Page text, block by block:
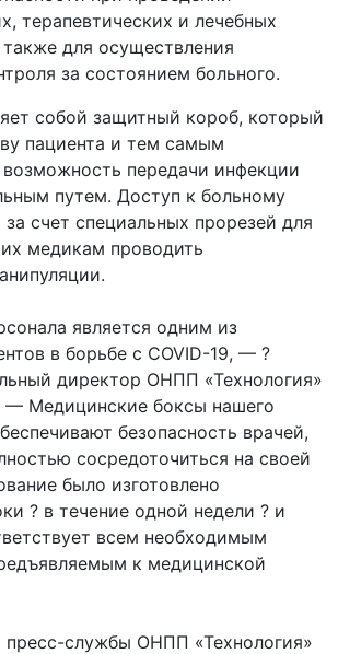
терапевтических и лечебных
для осуществления
за состоянием больного.
собой защитный короб, который
пациента и тем самым
передачи инфекции
путем. Доступ к больному
за счет специальных прорезей для
медикам проводить
является одним из
в борьбе с COVID-19, — ?
директор ОНПП «Технология»
— Медицинские боксы нашего
безопасность врачей,
сосредоточиться на своей
было изготовлено
? в течение одной недели ? и
всем необходимым
к медицинской
службы ОНПП «Технология»